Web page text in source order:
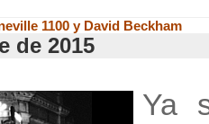
1100 y David Beckham
de 2015
Ya